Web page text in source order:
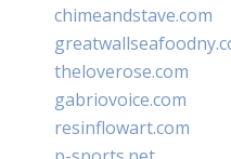
chimeandstave.com
theloverose.com
gabriovoice.com
resinflowart.com